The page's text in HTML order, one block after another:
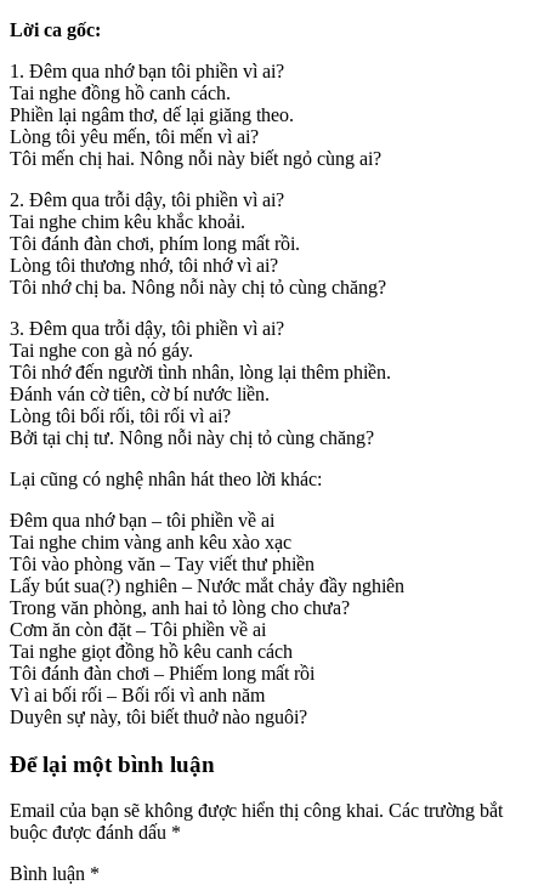
Lời ca gốc:
1. Đêm qua nhớ bạn tôi phiền vì ai?
Tai nghe đồng hồ canh cách.
Phiền lại ngâm thơ, dế lại giăng theo.
Lòng tôi yêu mến, tôi mến vì ai?
Tôi mến chị hai. Nông nỗi này biết ngỏ cùng ai?
2. Đêm qua trỗi dậy, tôi phiền vì ai?
Tai nghe chim kêu khắc khoải.
Tôi đánh đàn chơi, phím long mất rồi.
Lòng tôi thương nhớ, tôi nhớ vì ai?
Tôi nhớ chị ba. Nông nỗi này chị tỏ cùng chăng?
3. Đêm qua trỗi dậy, tôi phiền vì ai?
Tai nghe con gà nó gáy.
Tôi nhớ đến người tình nhân, lòng lại thêm phiền.
Đánh ván cờ tiên, cờ bí nước liền.
Lòng tôi bối rối, tôi rối vì ai?
Bởi tại chị tư. Nông nỗi này chị tỏ cùng chăng?
Lại cũng có nghệ nhân hát theo lời khác:
Đêm qua nhớ bạn – tôi phiền về ai
Tai nghe chim vàng anh kêu xào xạc
Tôi vào phòng văn – Tay viết thư phiền
Lấy bút sua(?) nghiên – Nước mắt chảy đầy nghiên
Trong văn phòng, anh hai tỏ lòng cho chưa?
Cơm ăn còn đặt – Tôi phiền về ai
Tai nghe giọt đồng hồ kêu canh cách
Tôi đánh đàn chơi – Phiếm long mất rồi
Vì ai bối rối – Bối rối vì anh năm
Duyên sự này, tôi biết thuở nào nguôi?
Để lại một bình luận
Email của bạn sẽ không được hiển thị công khai. Các trường bắt
buộc được đánh dấu *
Bình luận *